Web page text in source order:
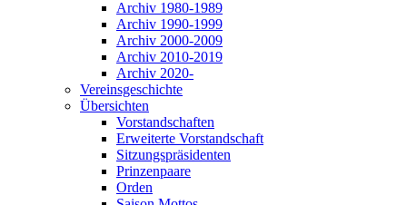
Archiv 1980-1989
Archiv 1990-1999
Archiv 2000-2009
Archiv 2010-2019
Archiv 2020-
Vereinsgeschichte
Übersichten
Vorstandschaften
Erweiterte Vorstandschaft
Sitzungspräsidenten
Prinzenpaare
Orden